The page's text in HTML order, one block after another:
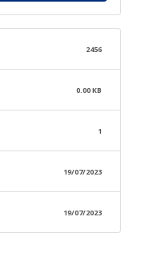
2456
0.00 KB
1
19/07/2023
19/07/2023